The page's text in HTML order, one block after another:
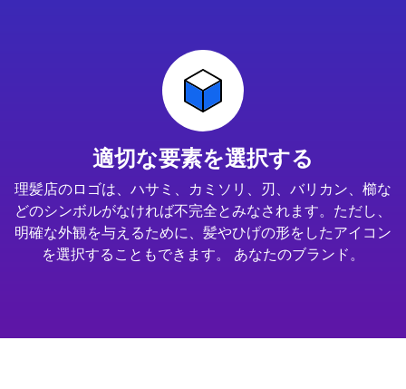
適切な要素を選択する
理髪店のロゴは、ハサミ、カミソリ、刃、バリカン、櫛な
どのシンボルがなければ不完全とみなされます。ただし、
明確な外観を与えるために、髪やひげの形をしたアイコン
を選択することもできます。 あなたのブランド。